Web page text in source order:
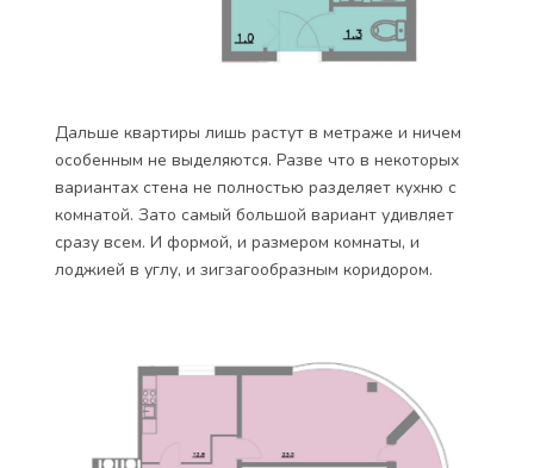
Дальше квартиры лишь растут в метраже и ничем
особенным не выделяются. Разве что в некоторых
вариантах стена не полностью разделяет кухню с
комнатой. Зато самый большой вариант удивляет
сразу всем. И формой, и размером комнаты, и
лоджией в углу, и зигзагообразным коридором.